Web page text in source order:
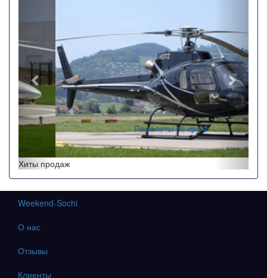
Перелеты по краю
Хиты продаж
О нас
Отзывы
Клиенты
Статьи